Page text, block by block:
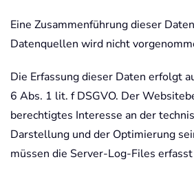
Eine Zusammenführung dieser
Datenquellen wird nicht
Die Erfassung dieser Daten erfolgt
6 Abs. 1 lit. f DSGVO. Der
berechtigtes Interesse an der
Darstellung und der Optimierung
müssen die Server-Log-Files